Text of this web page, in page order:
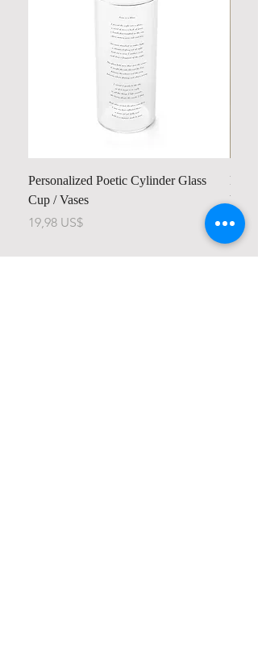
Personalized Poetic Cylinder Glass
Cup / Vases
Pris
19,98 US$ Pris
23,78